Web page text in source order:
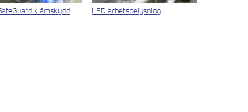
klämskydd LED arbetsbelysning